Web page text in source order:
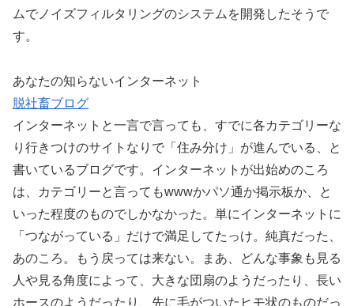
ムでノイズフィルタリングのシステムを開発したそうで
す。
あなたの知らないインターネット
脱社畜ブログ
インターネットと一言で言っても、すでに各カテゴリーな
り行きつけのサイトなりで「住み分け」が進んでいる、と
書いているブログです。インターネットが出始めのころ
は、カテゴリーと言ってもwwwかパソ通か掲示板か、と
いった程度のものでしかなかった。単にインターネットに
「つながっている」だけで満足してたっけ。純真だった、
あのころ。もう戻っては来ない。まあ、どんな事象も見る
人や見る角度によって、大きな団扇のようだったり、長い
ホースのようだったり、先に毛がついたヒモ状のものだっ